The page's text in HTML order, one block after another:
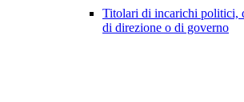
Titolari di incarichi politici,
di direzione o di governo